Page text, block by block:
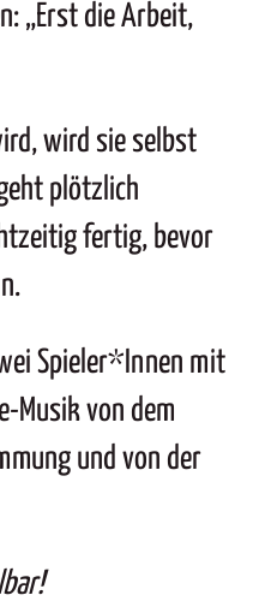
„Erst die Arbeit,
wird sie selbst
plötzlich
fertig, bevor
Spieler*Innen mit
Musik von dem
und von der